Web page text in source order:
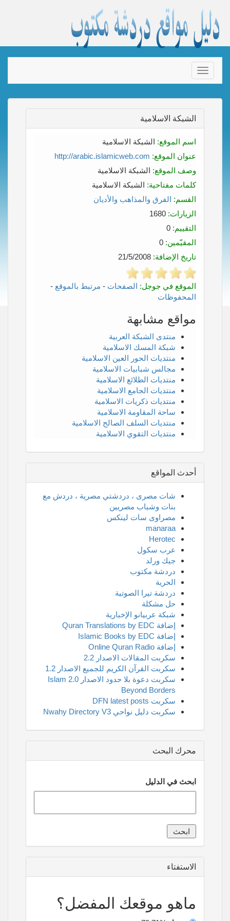
Toggle
navigation
الشبكة الاسلامية
اسم الموقع: الشبكة الاسلامية
عنوان الموقع: http://arabic.islamicweb.com
وصف الموقع: الشبكة الاسلامية
كلمات مفتاحية: الشبكة الاسلامية
القسم: الفرق والمذاهب والأديان
الزيارات:
التقييم:
المقيّمين:
تاريخ الإضافة:
الموقع في جوجل: الصفحات - مرتبط بالموقع -
المحفوظات
مواقع مشابهة
منتدى الشبكة العربية
شبكة المسك الاسلامية
منتديات الحور العين الاسلامية
مجالس شبابيات الاسلامية
منتديات الطلائع الاسلامية
منتديات الجامع الاسلامية
منتديات ذكريات الاسلامية
ساحة المقاومة الاسلامية
منتديات السلف الصالح الاسلامية
منتديات التقوي الاسلامية
أحدث المواقع
شات مصرى ، دردشتي مصرية ، دردش مع
بنات وشباب مصريين
مصراوى سات لينكس
manaraa
Herotec
عرب سكول
جيك ورلد
دردشة مكتوب
الحرية
دردشة تيرا الصوتية
حل مشكلة
شبكة عربيانو الإخبارية
إضافة Quran Translations by EDC
إضافة Islamic Books by EDC
إضافة Online Quran Radio
سكربت المقالات الاصدار 2.2
سكربت القرآن الكريم للجميع الاصدار 1.2
سكربت دعوة بلا حدود الاصدار 2.0 Islam
Beyond Borders
سكربت DFN latest posts
سكربت دليل نواحي Nwahy Directory V3
محرك البحث
ابحث في الدليل
الاستفتاء
ماهو موقعك المفضل؟